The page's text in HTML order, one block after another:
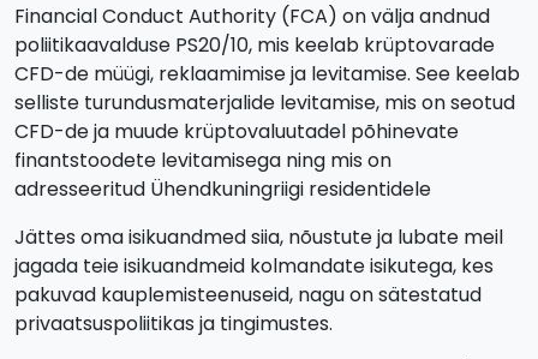
Financial Conduct Authority (FCA) on välja andnud
poliitikaavalduse PS20/10, mis keelab krüptovarade
CFD-de müügi, reklaamimise ja levitamise. See keelab
selliste turundusmaterjalide levitamise, mis on seotud
CFD-de ja muude krüptovaluutadel põhinevate
finantstoodete levitamisega ning mis on
adresseeritud Ühendkuningriigi residentidele
Jättes oma isikuandmed siia, nõustute ja lubate meil
jagada teie isikuandmeid kolmandate isikutega, kes
pakuvad kauplemisteenuseid, nagu on sätestatud
privaatsuspoliitikas ja tingimustes.